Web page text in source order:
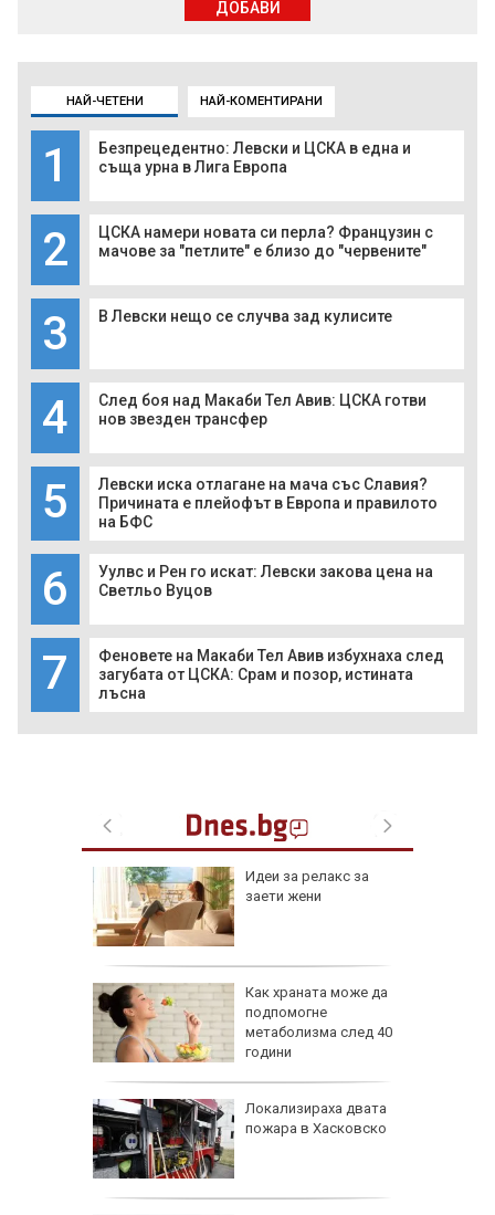
НАЙ-ЧЕТЕНИ НАЙ-КОМЕНТИРАНИ
1
Безпрецедентно: Левски и ЦСКА в една и
съща урна в Лига Европа
2
ЦСКА намери новата си перла? Французин с
мачове за "петлите" е близо до "червените"
3 В Левски нещо се случва зад кулисите
4
След боя над Макаби Тел Авив: ЦСКА готви
нов звезден трансфер
5
Левски иска отлагане на мача със Славия?
Причината е плейофът в Европа и правилото
на БФС
6
Уулвс и Рен го искат: Левски закова цена на
Светльо Вуцов
7
Феновете на Макаби Тел Авив избухнаха след
загубата от ЦСКА: Срам и позор, истината
лъсна
Идеи за релакс за
заети жени
Как храната може да
подпомогне
метаболизма след 40
години
Локализираха двата
пожара в Хасковско
ДОБАВИ